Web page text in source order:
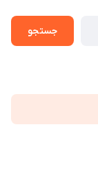
جستجو